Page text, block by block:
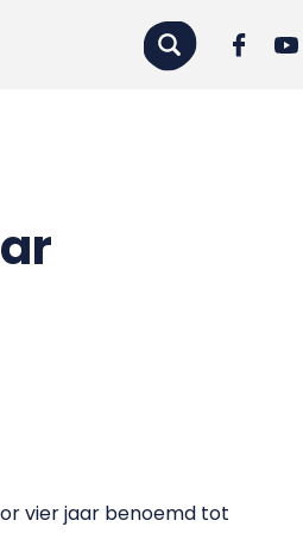
vier jaar benoemd tot